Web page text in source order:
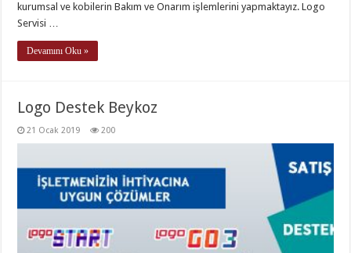
kurumsal ve kobilerin Bakım ve Onarım işlemlerini yapmaktayız. Logo
Servisi …
Devamını Oku »
Logo Destek Beykoz
21 Ocak 2019 200